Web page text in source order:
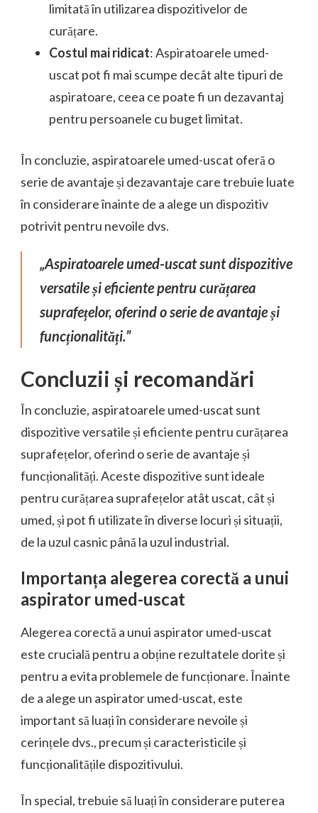
limitată în utilizarea dispozitivelor de
curățare.
Costul mai ridicat: Aspiratoarele umed-
uscat pot fi mai scumpe decât alte tipuri de
aspiratoare, ceea ce poate fi un dezavantaj
pentru persoanele cu buget limitat.
În concluzie, aspiratoarele umed-uscat oferă o
serie de avantaje și dezavantaje care trebuie luate
în considerare înainte de a alege un dispozitiv
potrivit pentru nevoile dvs.
„Aspiratoarele umed-uscat sunt dispozitive
versatile și eficiente pentru curățarea
suprafețelor, oferind o serie de avantaje și
funcționalități.”
Concluzii și recomandări
În concluzie, aspiratoarele umed-uscat sunt
dispozitive versatile și eficiente pentru curățarea
suprafețelor, oferind o serie de avantaje și
funcționalități. Aceste dispozitive sunt ideale
pentru curățarea suprafețelor atât uscat, cât și
umed, și pot fi utilizate în diverse locuri și situații,
de la uzul casnic până la uzul industrial.
Importanța alegerea corectă a unui
aspirator umed-uscat
Alegerea corectă a unui aspirator umed-uscat
este crucială pentru a obține rezultatele dorite și
pentru a evita problemele de funcționare. Înainte
de a alege un aspirator umed-uscat, este
important să luați în considerare nevoile și
cerințele dvs., precum și caracteristicile și
funcționalitățile dispozitivului.
În special, trebuie să luați în considerare puterea